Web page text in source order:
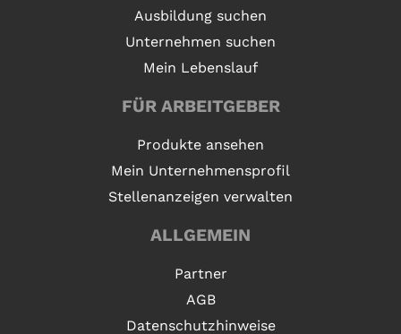
Ausbildung suchen
Unternehmen suchen
Mein Lebenslauf
FÜR ARBEITGEBER
Produkte ansehen
Mein Unternehmensprofil
Stellenanzeigen verwalten
ALLGEMEIN
Partner
AGB
Datenschutzhinweise